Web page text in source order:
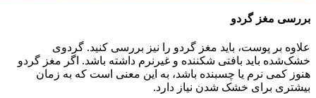
بررسی مغز گردو
علاوه بر پوست، باید مغز گردو را نیز بررسی کنید. گردوی
خشک‌شده باید بافتی شکننده و غیرنرم داشته باشد. اگر مغز گردو
هنوز کمی نرم یا چسبنده باشد، به این معنی است که به زمان
بیشتری برای خشک شدن نیاز دارد.